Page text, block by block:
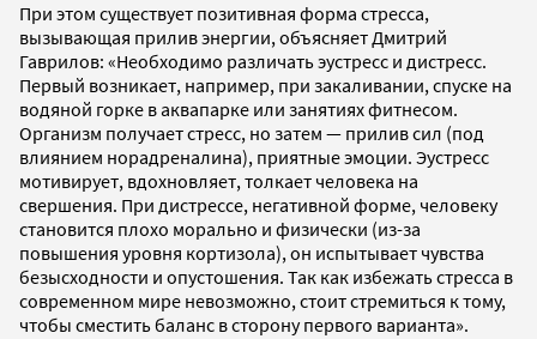
При этом существует позитивная форма стресса,
вызывающая прилив энергии, объясняет Дмитрий
Гаврилов: «Необходимо различать эустресс и дистресс.
Первый возникает, например, при закаливании, спуске на
водяной горке в аквапарке или занятиях фитнесом.
Организм получает стресс, но затем — прилив сил (под
влиянием норадреналина), приятные эмоции. Эустресс
мотивирует, вдохновляет, толкает человека на
свершения. При дистрессе, негативной форме, человеку
становится плохо морально и физически (из-за
повышения уровня кортизола), он испытывает чувства
безысходности и опустошения. Так как избежать стресса в
современном мире невозможно, стоит стремиться к тому,
чтобы сместить баланс в сторону первого варианта».